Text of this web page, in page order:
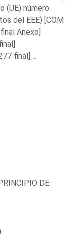
(UE) número
del EEE) [COM
Anexo]
final] ...
DE